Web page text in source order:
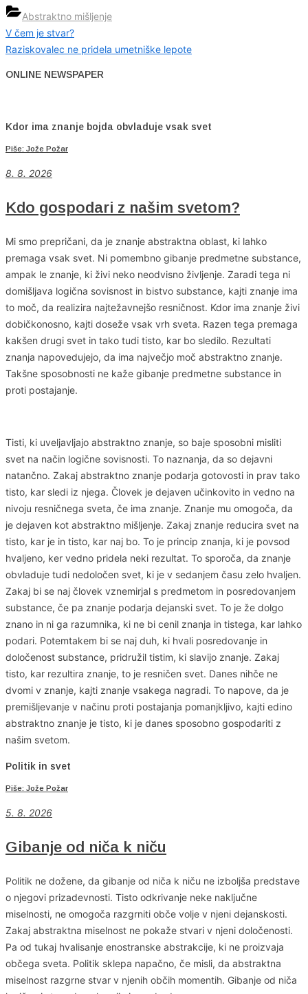
Abstraktno mišljenje
Navigacija
Previous
Post:
V čem je stvar?
Next
Raziskovalec ne pridela umetniške lepote
ONLINE NEWSPAPER
Kdor ima znanje bojda obvladuje vsak svet
Piše: Jože Požar
8. 8. 2026
Kdo gospodari z našim svetom?
Mi smo prepričani, da je znanje abstraktna oblast, ki lahko
premaga vsak svet. Ni pomembno gibanje predmetne substance,
ampak le znanje, ki živi neko neodvisno življenje. Zaradi tega ni
domišljava logična sovisnost in bistvo substance, kajti znanje ima
to moč, da realizira najtežavnejšo resničnost. Kdor ima znanje živi
dobičkonosno, kajti doseže vsak vrh sveta. Razen tega premaga
kakšen drugi svet in tako tudi tisto, kar bo sledilo. Rezultati
znanja napovedujejo, da ima največjo moč abstraktno znanje.
Takšne sposobnosti ne kaže gibanje predmetne substance in
proti postajanje.
Tisti, ki uveljavljajo abstraktno znanje, so baje sposobni misliti
svet na način logične sovisnosti. To naznanja, da so dejavni
natančno. Zakaj abstraktno znanje podarja gotovosti in prav tako
tisto, kar sledi iz njega. Človek je dejaven učinkovito in vedno na
nivoju resničnega sveta, če ima znanje. Znanje mu omogoča, da
je dejaven kot abstraktno mišljenje. Zakaj znanje reducira svet na
tisto, kar je in tisto, kar naj bo. To je princip znanja, ki je povsod
hvaljeno, ker vedno pridela neki rezultat. To sporoča, da znanje
obvladuje tudi nedoločen svet, ki je v sedanjem času zelo hvaljen.
Zakaj bi se naj človek vznemirjal s predmetom in posredovanjem
substance, če pa znanje podarja dejanski svet. To je že dolgo
znano in ni ga razumnika, ki ne bi cenil znanja in tistega, kar lahko
podari. Potemtakem bi se naj duh, ki hvali posredovanje in
določenost substance, pridružil tistim, ki slavijo znanje. Zakaj
tisto, kar rezultira znanje, to je resničen svet. Danes nihče ne
dvomi v znanje, kajti znanje vsakega nagradi. To napove, da je
premišljevanje v načinu proti postajanja pomanjkljivo, kajti edino
abstraktno znanje je tisto, ki je danes sposobno gospodariti z
našim svetom.
Politik in svet
Piše: Jože Požar
5. 8. 2026
Gibanje od niča k niču
Politik ne dožene, da gibanje od niča k niču ne izboljša predstave
o njegovi prizadevnosti. Tisto odkrivanje neke naključne
miselnosti, ne omogoča razgrniti obče volje v njeni dejanskosti.
Zakaj abstraktna miselnost ne pokaže stvari v njeni določenosti.
Pa od tukaj hvalisanje enostranske abstrakcije, ki ne proizvaja
občega sveta. Politik sklepa napačno, če misli, da abstraktna
miselnost razgrne stvar v njenih občih momentih. Gibanje od niča